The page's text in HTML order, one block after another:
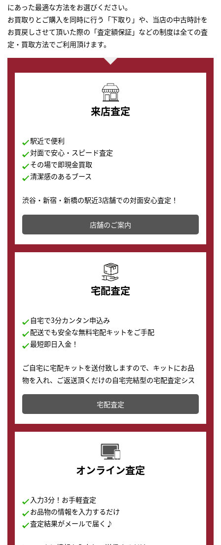
にあった最適な方法をお選びください。
お買取りとご購入を同時に行う「下取り」や、当店の中古時計を
お買戻しさせて頂いた際の「査定額保証」などの制度は全ての査
定・買取方法でご利用頂けます。
来店査定
駅近で便利
対面で安心・スピード査定
その場で即現金買取
清潔感のあるブース
渋谷・新宿・新橋の駅近3店舗での対面安心査定！
その場で現金買取致します。渋谷本店では、時計販売の
店舗を併設しており、下取りに出してお得に新しい時計
の購入もできます♪
店舗のご案内
宅配査定
自宅で3分カンタン申込み
配送でも安全な無料宅配キットをご手配
最短即日入金！
ご自宅に宅配キットを送付致しますので、キットにお品
物を入れ、ご返送頂くだけの自宅完結型の宅配査定シス
テムです。
配送でも簡単&安全に査定・買取に出すことが可能で
す。
宅配査定
オンライン査定
入力3分！お手軽査定
お品物の情報を入力するだけ
査定結果がメールで届く♪